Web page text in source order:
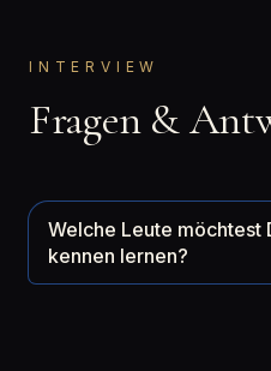
INTERVIEW
Fragen &
Welche Leute möchtest
kennen lernen?